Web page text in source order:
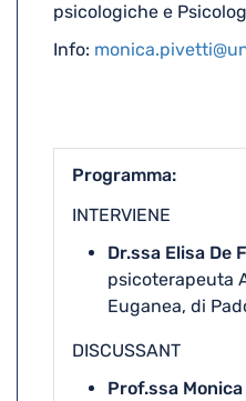
psicologiche e
Info:
Programma
INTERVIENE
Dr.ssa Elisa De
psicoterapeuta
Euganea, di
DISCUSSANT
Prof.ssa